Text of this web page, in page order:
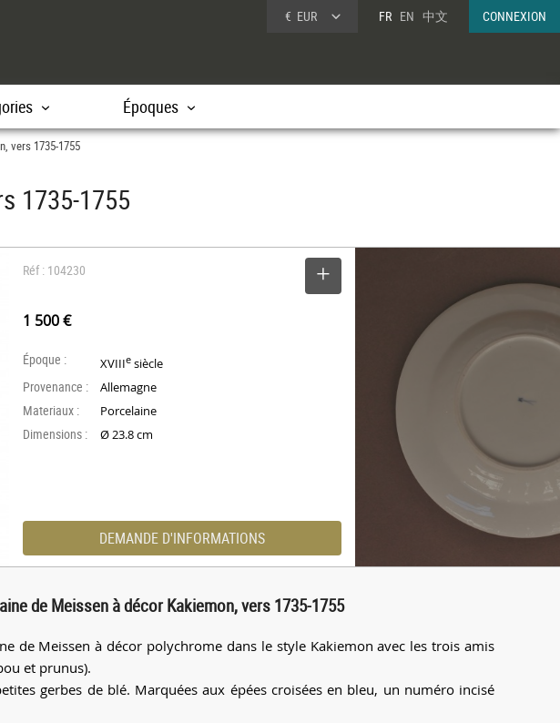
€ EUR FR EN 中文 CONNEXION
Époques
vers 1735-1755
1735-1755
Réf : 104230
1 500 €
Époque : XVIIIe siècle
Provenance : Allemagne
Materiaux : Porcelaine
Dimensions : Ø 23.8 cm
DEMANDE D'INFORMATIONS
de Meissen à décor Kakiemon, vers 1735-1755
de Meissen à décor polychrome dans le style Kakiemon avec les trois amis
et prunus).
gerbes de blé. Marquées aux épées croisées en bleu, un numéro incisé